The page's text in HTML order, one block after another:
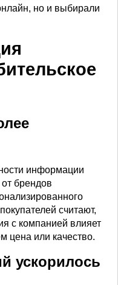
но и выбирали
информации
брендов
считают,
с компанией влияет
цена или качество.
ускорилось